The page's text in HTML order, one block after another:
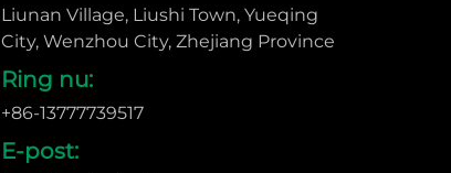
Liunan Village, Liushi Town, Yueqing
City, Wenzhou City, Zhejiang Province
Ring nu:
+86-13777739517
E-post: